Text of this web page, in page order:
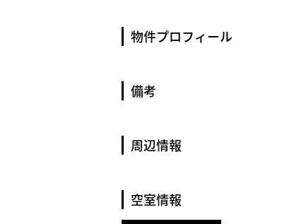
物件プロフィール
備考
周辺情報
空室情報